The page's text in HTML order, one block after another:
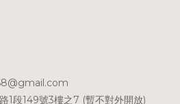
1段149號3樓之7 (暫不對外開放)